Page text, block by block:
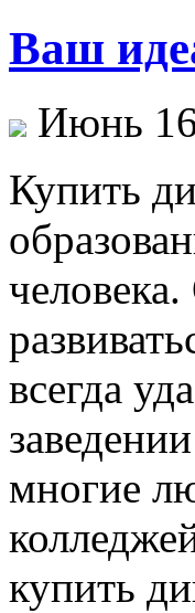
Ваш
Июнь
Купить
всегда
многие
купить